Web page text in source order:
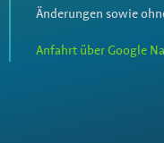
Änderungen sowie
Anfahrt über Google